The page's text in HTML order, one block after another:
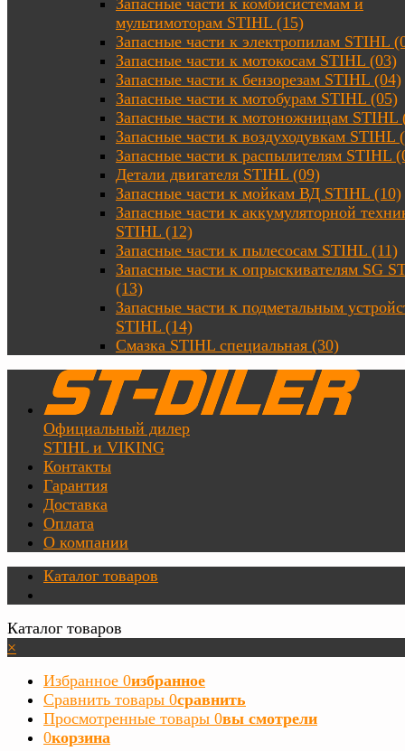
Запасные части к комбисистемам и
мультимоторам STIHL (15)
Запасные части к электропилам STIHL
Запасные части к мотокосам STIHL (03)
Запасные части к бензорезам STIHL (04)
Запасные части к мотобурам STIHL (05)
Запасные части к мотоножницам STIHL
Запасные части к воздуходувкам STIHL
Запасные части к распылителям STIHL
Детали двигателя STIHL (09)
Запасные части к мойкам ВД STIHL (10)
Запасные части к аккумуляторной
STIHL (12)
Запасные части к пылесосам STIHL (11)
Запасные части к опрыскивателям SG
(13)
Запасные части к подметальным
STIHL (14)
Смазка STIHL специальная (30)
Официальный дилер
STIHL и VIKING
Контакты
Гарантия
Доставка
Оплата
О компании
Каталог товаров
Каталог товаров
×
Избранное 0избранное
Сравнить товары 0сравнить
Просмотренные товары 0вы смотрели
0корзина